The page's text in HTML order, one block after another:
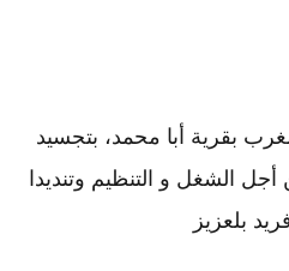
بقرية أبا محمد، بتجسيد
الشغل و التنظيم وتنديدا
بلعزيز